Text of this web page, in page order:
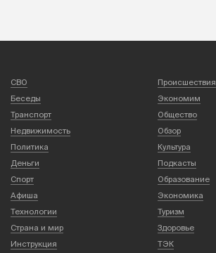
СВО
Происшествия
Беседы
Экономим
Транспорт
Общество
Недвижимость
Обзор
Политика
Культура
Деньги
Подкасты
Спорт
Образование
Афиша
Экономика
Технологии
Туризм
Страна и мир
Здоровье
Инструкция
ТЭК